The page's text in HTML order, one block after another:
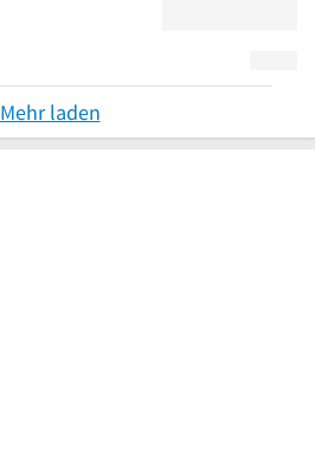
Mehr laden